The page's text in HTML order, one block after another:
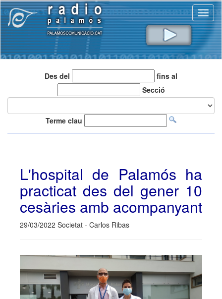
Des del
fins al
Secció
Terme clau
L'hospital de Palamós ha
practicat des del gener 10
cesàries amb acompanyant
29/03/2022 Societat - Carlos Ribas